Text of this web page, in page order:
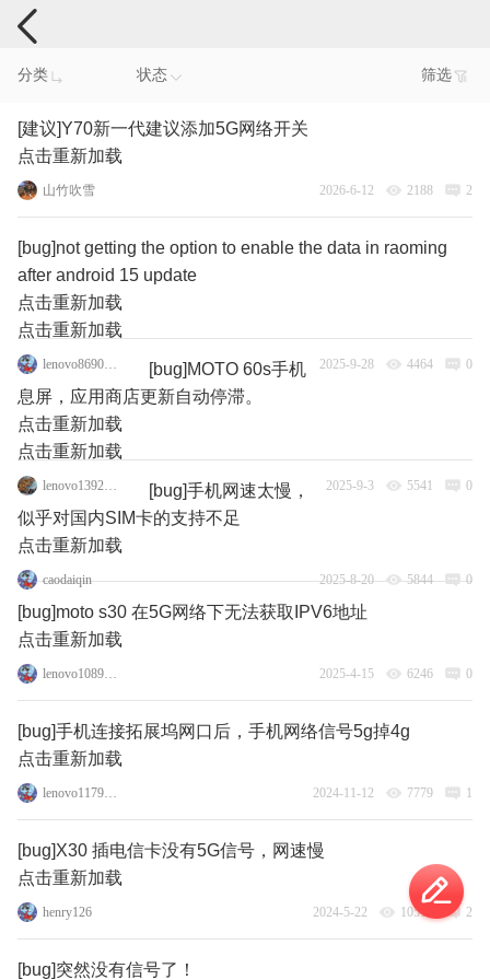
手机反馈
分类 状态 筛选
[建议]Y70新一代建议添加5G网络开关
点击重新加载
山竹吹雪 2026-6-12 2188 2
[bug]not getting the option to enable the data in raoming
after android 15 update
点击重新加载
点击重新加载
lenovo86904224 2025-9-28 4464 0
[bug]MOTO 60s手机
息屏，应用商店更新自动停滞。
点击重新加载
点击重新加载
lenovo139278711 2025-9-3 5541 0
[bug]手机网速太慢，
似乎对国内SIM卡的支持不足
点击重新加载
caodaiqin 2025-8-20 5844 0
[bug]moto s30 在5G网络下无法获取IPV6地址
点击重新加载
lenovo108951373 2025-4-15 6246 0
[bug]手机连接拓展坞网口后，手机网络信号5g掉4g
点击重新加载
lenovo117971950 2024-11-12 7779 1
[bug]X30 插电信卡没有5G信号，网速慢
点击重新加载
henry126 2024-5-22 10519 2
[bug]突然没有信号了！